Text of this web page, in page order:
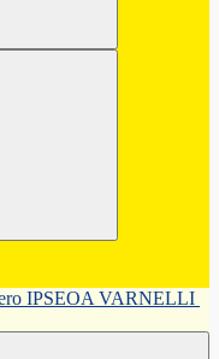
IPSEOA VARNELLI